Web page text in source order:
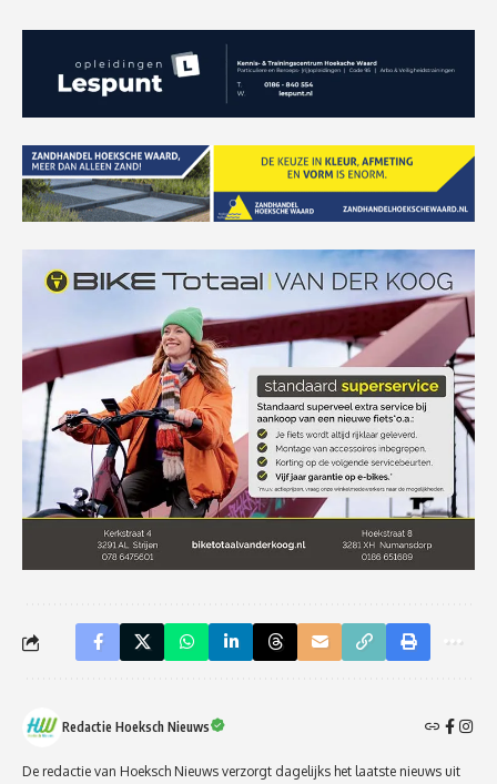
Redactie Hoeksch Nieuws
De redactie van Hoeksch Nieuws verzorgt dagelijks het laatste nieuws uit